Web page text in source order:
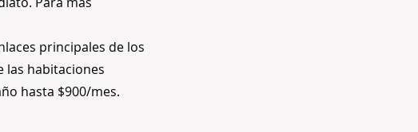
principales de los
las habitaciones
hasta $900/mes.